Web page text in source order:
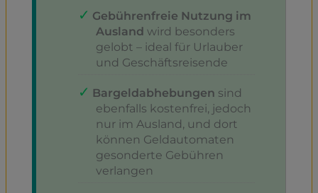
Gebührenfreie Nutzung im
Ausland wird besonders
gelobt – ideal für Urlauber
und Geschäftsreisende
Bargeldabhebungen sind
ebenfalls kostenfrei, jedoch
nur im Ausland, und dort
können Geldautomaten
gesonderte Gebühren
verlangen